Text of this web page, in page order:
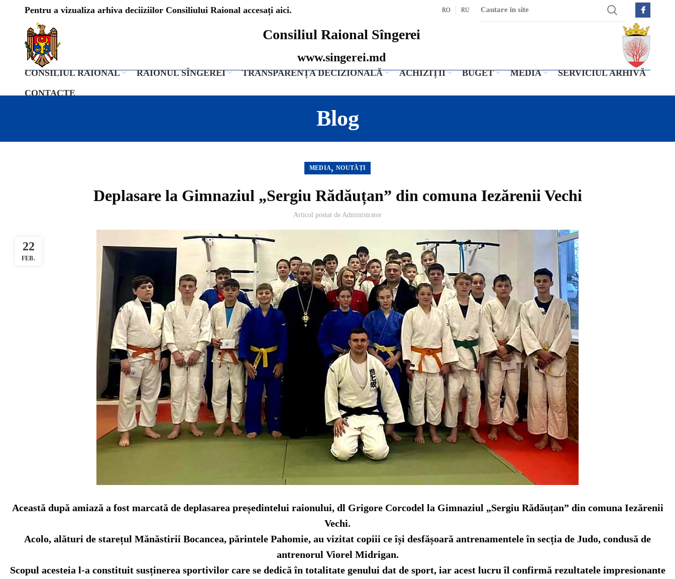
Pentru a vizualiza arhiva deciiziilor Consiliului Raional accesați aici. RO RU
Consiliul Raional Sîngerei
www.singerei.md
CONSILIUL RAIONAL RAIONUL SÎNGEREI TRANSPARENȚA DECIZIONALĂ ACHIZIȚII BUGET MEDIA
SERVICIUL ARHIVĂ
CONTACTE
Blog
MEDIA,NOUTĂȚI
Deplasare la Gimnaziul „Sergiu Rădăuțan” din comuna Iezărenii Vechi
Articol postat de Administrator
22
FEB.
Această după amiază a fost marcată de deplasarea președintelui raionului, dl Grigore Corcodel la Gimnaziul „Sergiu Rădăuțan” din comuna Iezărenii
Vechi.
Acolo, alături de starețul Mănăstirii Bocancea, părintele Pahomie, au vizitat copiii ce își desfășoară antrenamentele în secția de Judo, condusă de
antrenorul Viorel Midrigan.
Scopul acesteia l-a constituit susținerea sportivilor care se dedică în totalitate genului dat de sport, iar acest lucru îl confirmă rezultatele impresionante